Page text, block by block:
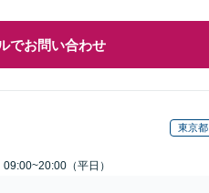
でお問い合わせ
東京都
（平日）